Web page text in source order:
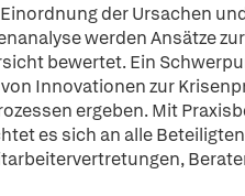
der Ursachen
werden Ansätze
bewertet. Ein
Innovationen zur
ergeben. Mit
es sich an alle